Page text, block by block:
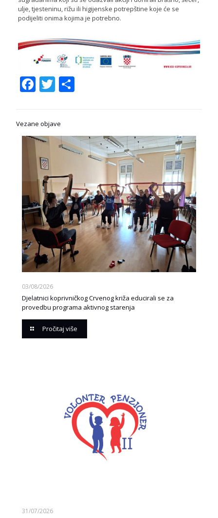
ulje, tjesteninu, rižu ili higijenske potrepštine koje će se
podijeliti onima kojima je potrebno.
Facebook
Twitter
Share
Vezane objave
03/08/2026
Djelatnici koprivničkog Crvenog križa educirali se za
provedbu programa aktivnog starenja
Pročitaj više
31/07/2026